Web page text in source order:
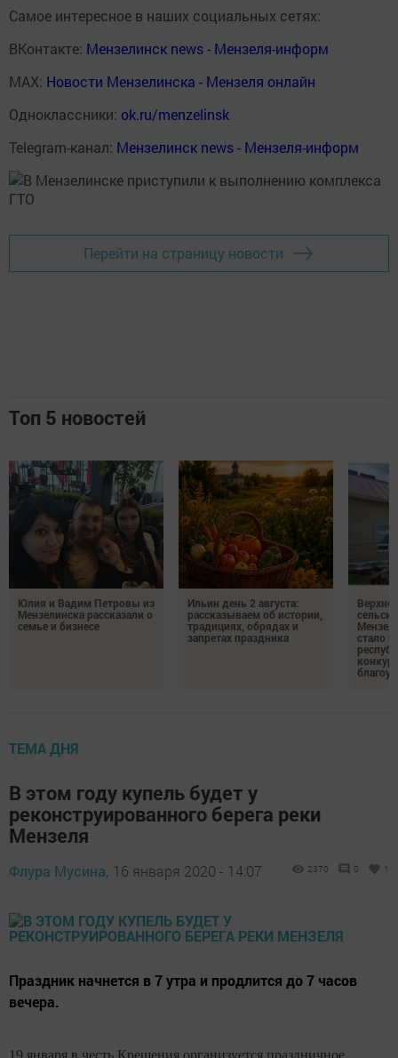
Самое интересное в наших социальных сетях:
ВКонтакте: Мензелинск news - Мензеля-информ
MAX: Новости Мензелинска - Мензеля онлайн
Одноклассники: ok.ru/menzelinsk
Telegram-канал: Мензелинск news - Мензеля-информ
Перейти на страницу новости
Топ 5 новостей
Юлия и Вадим Петровы из
Мензелинска рассказали о
семье и бизнесе
Ильин день 2 августа:
рассказываем об истории,
традициях, обрядах и
запретах праздника
стало
ТЕМА ДНЯ
В этом году купель будет у
реконструированного берега реки
Мензеля
Флура Мусина, 16 января 2020 - 14:07 2370 0 1
Праздник начнется в 7 утра и продлится до 7 часов
вечера.
19 января в честь Крещения организуется праздничное